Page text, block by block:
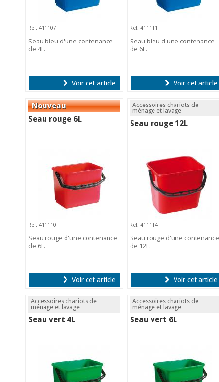
Ref. 411107
Seau bleu d'une contenance
de 4L.
Voir cet article
Ref. 411111
Seau bleu d'une contenance
de 6L.
Voir cet article
Seau rouge 6L
Ref. 411110
Seau rouge d'une contenance
de 6L.
Voir cet article
Accessoires chariots de
ménage et lavage
Seau rouge 12L
Ref. 411114
Seau rouge d'une contenance
de 12L.
Voir cet article
Accessoires chariots de
ménage et lavage
Seau vert 4L
Accessoires chariots de
ménage et lavage
Seau vert 6L